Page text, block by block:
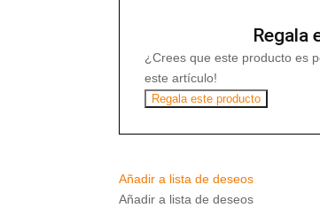
Regala
¿Crees que este producto es
este artículo!
Regala este producto
Añadir a lista de deseos
Añadir a lista de deseos